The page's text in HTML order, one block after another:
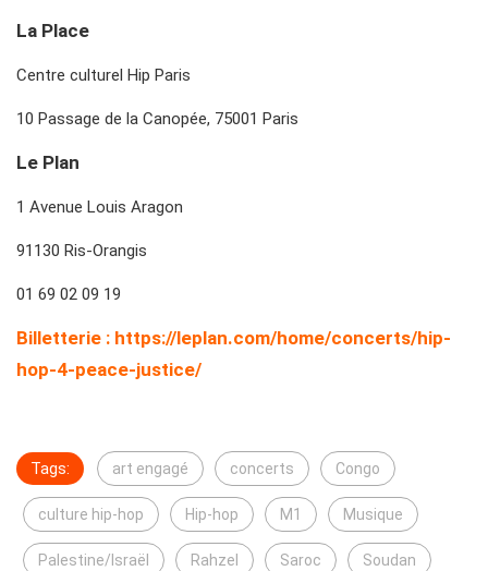
La Place
Centre culturel Hip Paris
10 Passage de la Canopée, 75001 Paris
Le Plan
1 Avenue Louis Aragon
91130 Ris-Orangis
01 69 02 09 19
Billetterie : https://leplan.com/home/concerts/hip-
hop-4-peace-justice/
Tags: art engagé concerts Congo
culture hip-hop Hip-hop M1 Musique
Palestine/Israël Rahzel Saroc Soudan